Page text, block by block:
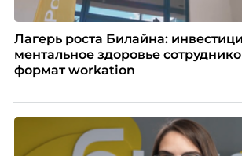
Лагерь роста Билайна:
ментальное здоровье
формат workation